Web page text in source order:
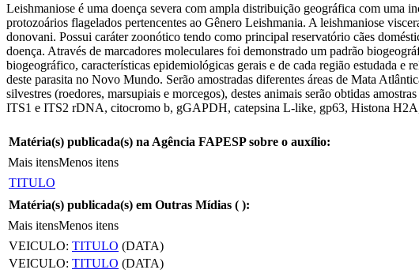
Leishmaniose é uma doença severa com ampla distribuição geográfica com uma
protozoários flagelados pertencentes ao Gênero Leishmania. A leishmaniose
donovani. Possui caráter zoonótico tendo como principal reservatório cães
doença. Através de marcadores moleculares foi demonstrado um padrão
biogeográfico, características epidemiológicas gerais e de cada região estudada e
deste parasita no Novo Mundo. Serão amostradas diferentes áreas de Mata
silvestres (roedores, marsupiais e morcegos), destes animais serão obtidas
ITS1 e ITS2 rDNA, citocromo b, gGAPDH, catepsina L-like, gp63, Histona
Matéria(s) publicada(s) na Agência FAPESP sobre o auxílio:
Mais itensMenos itens
TITULO
Matéria(s) publicada(s) em Outras Mídias ( ):
Mais itensMenos itens
VEICULO: TITULO (DATA)
VEICULO: TITULO (DATA)